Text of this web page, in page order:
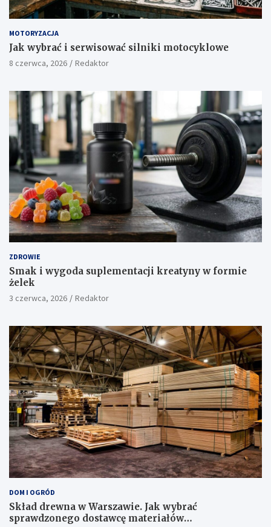
MOTORYZACJA
Jak wybrać i serwisować silniki motocyklowe
8 czerwca, 2026 Redaktor
ZDROWIE
Smak i wygoda suplementacji kreatyny w formie
żelek
3 czerwca, 2026 Redaktor
DOM I OGRÓD
Skład drewna w Warszawie. Jak wybrać
sprawdzonego dostawcę materiałów